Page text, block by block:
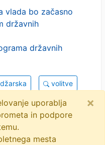
vlada bo začasno
državnih
državnih
volitve
objavi tvitaj
uporablja
in podpore
mesta
×